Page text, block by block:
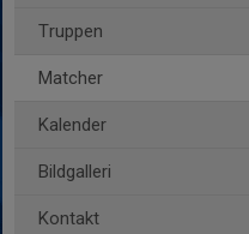
Truppen
Matcher
Kalender
Bildgalleri
Kontakt